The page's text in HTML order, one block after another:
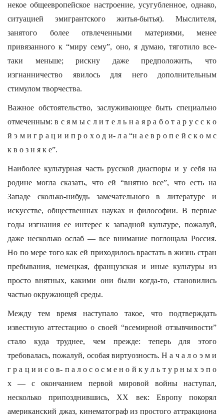
некое общеевропейское настроение, усугубленное, однако,
ситуацией эмигрантского житья-бытья). Мыслителя,
занятого более отвлеченными материями, менее
привязанного к “миру сему”, оно, я думаю, тяготило все-
таки меньше; рискну даже предположить, что
изгнанничество явилось для него дополнительным
стимулом творчества.
Важное обстоятельство, заслуживающее быть специально
отмеченным: в с я м ы с л и т е л ь н а я р а б о т а р у с с к о
й э м и г р а ц и и п р о х о д и- л а “н а е в р о п е й с к о м с
к в о з н я к е”.
Наиболее культурная часть русской диаспоры и у себя на
родине могла сказать, что ей “внятно все”, что есть на
Западе сколько-нибудь замечательного в литературе и
искусстве, общественных науках и философии. В первые
годы изгнания ее интерес к западной культуре, пожалуй,
даже несколько ослаб — все внимание поглощала Россия.
Но по мере того как ей приходилось врастать в жизнь стран
пребывания, немецкая, французская и иные культуры из
просто внятных, какими они были когда-то, становились
частью окружающей среды.
Между тем время наступало такое, что подтверждать
известную аттестацию о своей “всемирной отзывчивости”
стало куда труднее, чем прежде: теперь для этого
требовалась, пожалуй, особая виртуозность. Н а ч а л о э м и
г р а ц и и с о в- п а л о с о с м е н о й к у л ь т у р н ы х э п о
х — с окончанием первой мировой войны наступал,
несколько припозднившись, XX век: Европу покорял
американский джаз, кинематограф из простого аттракциона